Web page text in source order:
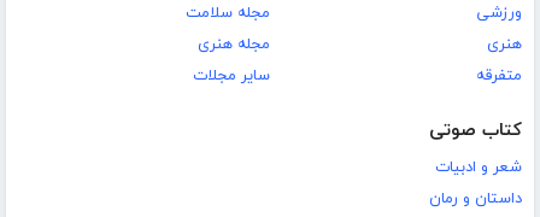
ورزشی
هنری
متفرقه
مجله سلامت
مجله هنری
سایر مجلات
کتاب صوتی
شعر و ادبیات
داستان و رمان